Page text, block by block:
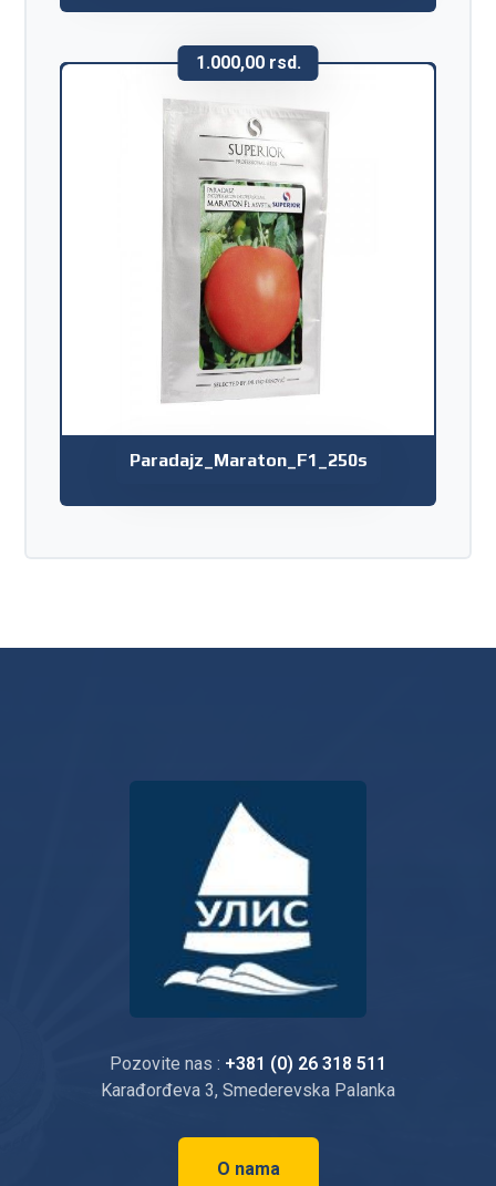
Paradajz_Maraton_F1_250s
1.000,00 rsd.
Pozovite nas : +381 (0) 26 318 511
Karađorđeva 3, Smederevska Palanka
O nama